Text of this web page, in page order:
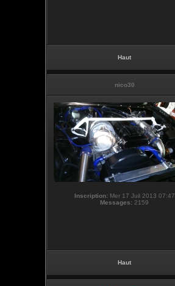
Haut
nico30
Inscription:Mer 17 Juil 2013 07:47
Messages: 2159
Haut